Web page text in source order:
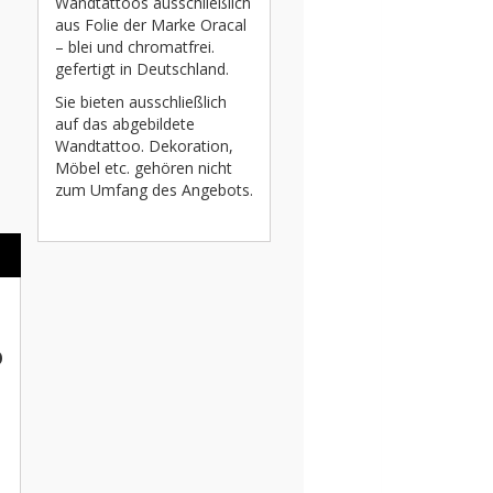
aus Folie der Marke Oracal
– blei und chromatfrei.
gefertigt in Deutschland.
Sie bieten ausschließlich
auf das abgebildete
Wandtattoo. Dekoration,
Möbel etc. gehören nicht
zum Umfang des Angebots.